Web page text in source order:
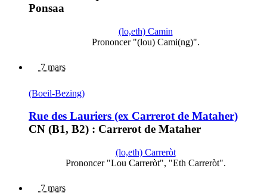
Ponsaa
(lo,eth) Camin
Prononcer "(lou) Cami(ng)".
7 mars
(Boeil-Bezing)
Rue des Lauriers (ex Carrerot de Mataher)
CN (B1, B2) : Carrerot de Mataher
(lo,eth) Carreròt
Prononcer "Lou Carreròt", "Eth Carreròt".
7 mars